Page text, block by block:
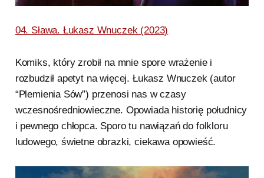
04. Sława. Łukasz Wnuczek (2023)
Komiks, który zrobił na mnie spore wrażenie i
rozbudził apetyt na więcej. Łukasz Wnuczek (autor
“Plemienia Sów”) przenosi nas w czasy
wczesnośredniowieczne. Opowiada historię południcy
i pewnego chłopca. Sporo tu nawiązań do folkloru
ludowego, świetne obrazki, ciekawa opowieść.